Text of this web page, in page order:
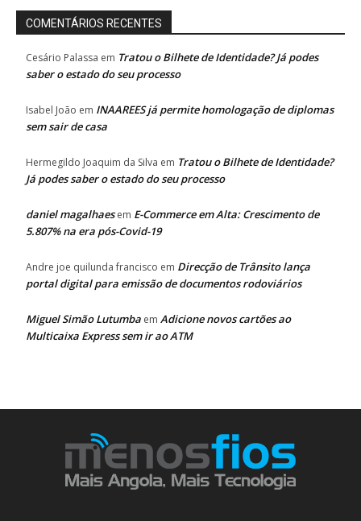
COMENTÁRIOS RECENTES
Cesário Palassa em Tratou o Bilhete de Identidade? Já podes
saber o estado do seu processo
Isabel João em INAAREES já permite homologação de diplomas
sem sair de casa
Hermegildo Joaquim da Silva em Tratou o Bilhete de Identidade?
Já podes saber o estado do seu processo
daniel magalhaesem E-Commerce em Alta: Crescimento de
5.807% na era pós-Covid-19
Andre joe quilunda francisco em Direcção de Trânsito lança
portal digital para emissão de documentos rodoviários
Miguel Simão Lutumba em Adicione novos cartões ao
Multicaixa Express sem ir ao ATM